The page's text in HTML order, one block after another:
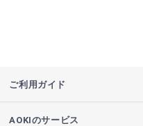
ご利用ガイド
AOKIのサービス